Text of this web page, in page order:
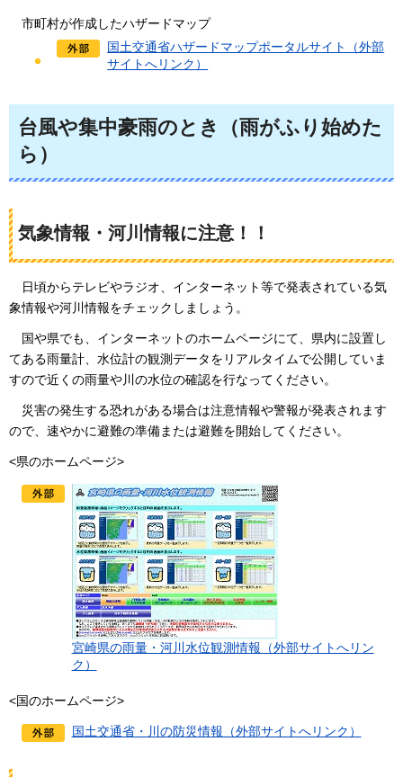
市町村が作成したハザードマップ
国土交通省ハザードマップポータルサイト（外部
サイトへリンク）
台風や集中豪雨のとき（雨がふり始めた
ら）
気象情報・河川情報に注意！！
日頃からテレビやラジオ、インターネット等で発表されている気
象情報や河川情報をチェックしましょう。
国や県でも、インターネットのホームページにて、県内に設置し
てある雨量計、水位計の観測データをリアルタイムで公開していま
すので近くの雨量や川の水位の確認を行なってください。
災害の発生する恐れがある場合は注意情報や警報が発表されます
ので、速やかに避難の準備または避難を開始してください。
<県のホームページ>
宮崎県の雨量・河川水位観測情報（外部サイトへリン
ク）
<国のホームページ>
国土交通省・川の防災情報（外部サイトへリンク）